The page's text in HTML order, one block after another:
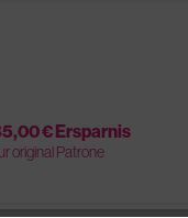
€ Ersparnis
original Patrone